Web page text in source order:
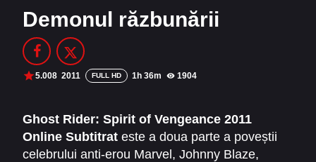
Filme Online 2014 Filme Online 2013
Filme Online 2012
Filme Online 2010
DMCA
SERIALE ONLINE
Demonul răzbunării
5.008 2011 FULL HD 1h 36m 1904
Ghost Rider: Spirit of Vengeance 2011
Online Subtitrat este a doua parte a poveștii
celebrului anti-erou Marvel, Johnny Blaze,